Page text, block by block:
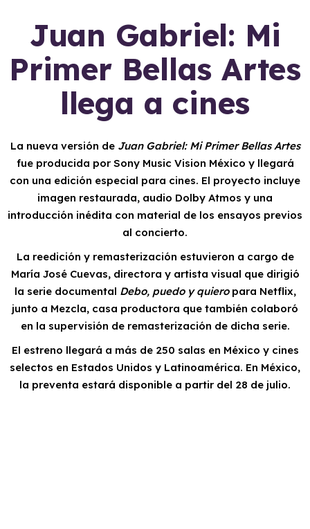
Juan Gabriel: Mi
Primer Bellas Artes
llega a cines
La nueva versión de Juan Gabriel: Mi Primer Bellas Artes
fue producida por Sony Music Vision México y llegará
con una edición especial para cines. El proyecto incluye
imagen restaurada, audio Dolby Atmos y una
introducción inédita con material de los ensayos previos
al concierto.
La reedición y remasterización estuvieron a cargo de
María José Cuevas, directora y artista visual que dirigió
la serie documental Debo, puedo y quieropara Netflix,
junto a Mezcla, casa productora que también colaboró
en la supervisión de remasterización de dicha serie.
El estreno llegará a más de 250 salas en México y cines
selectos en Estados Unidos y Latinoamérica. En México,
la preventa estará disponible a partir del 28 de julio.